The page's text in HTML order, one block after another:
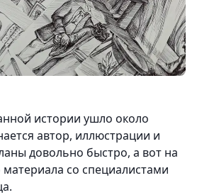
истории ушло около
автор, иллюстрации и
довольно быстро, а вот на
со специалистами